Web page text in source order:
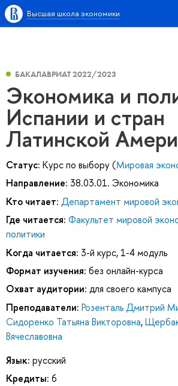
Высшая школа экономики
БАКАЛАВРИАТ 2022/2023
Экономика и
Испании и стран
Латинской
Статус: Курс по выбору (Мировая
Направление: 38.03.01. Экономика
Кто читает: Департамент мировой
Где читается: Факультет мировой
политики
Когда читается: 3-й курс, 1-4 модуль
Формат изучения: без онлайн-курса
Охват аудитории: для своего кампуса
Преподаватели: Розенталь Дмитрий
Сидоренко Татьяна Викторовна,
Вячеславовна
Язык: русский
Кредиты: 6